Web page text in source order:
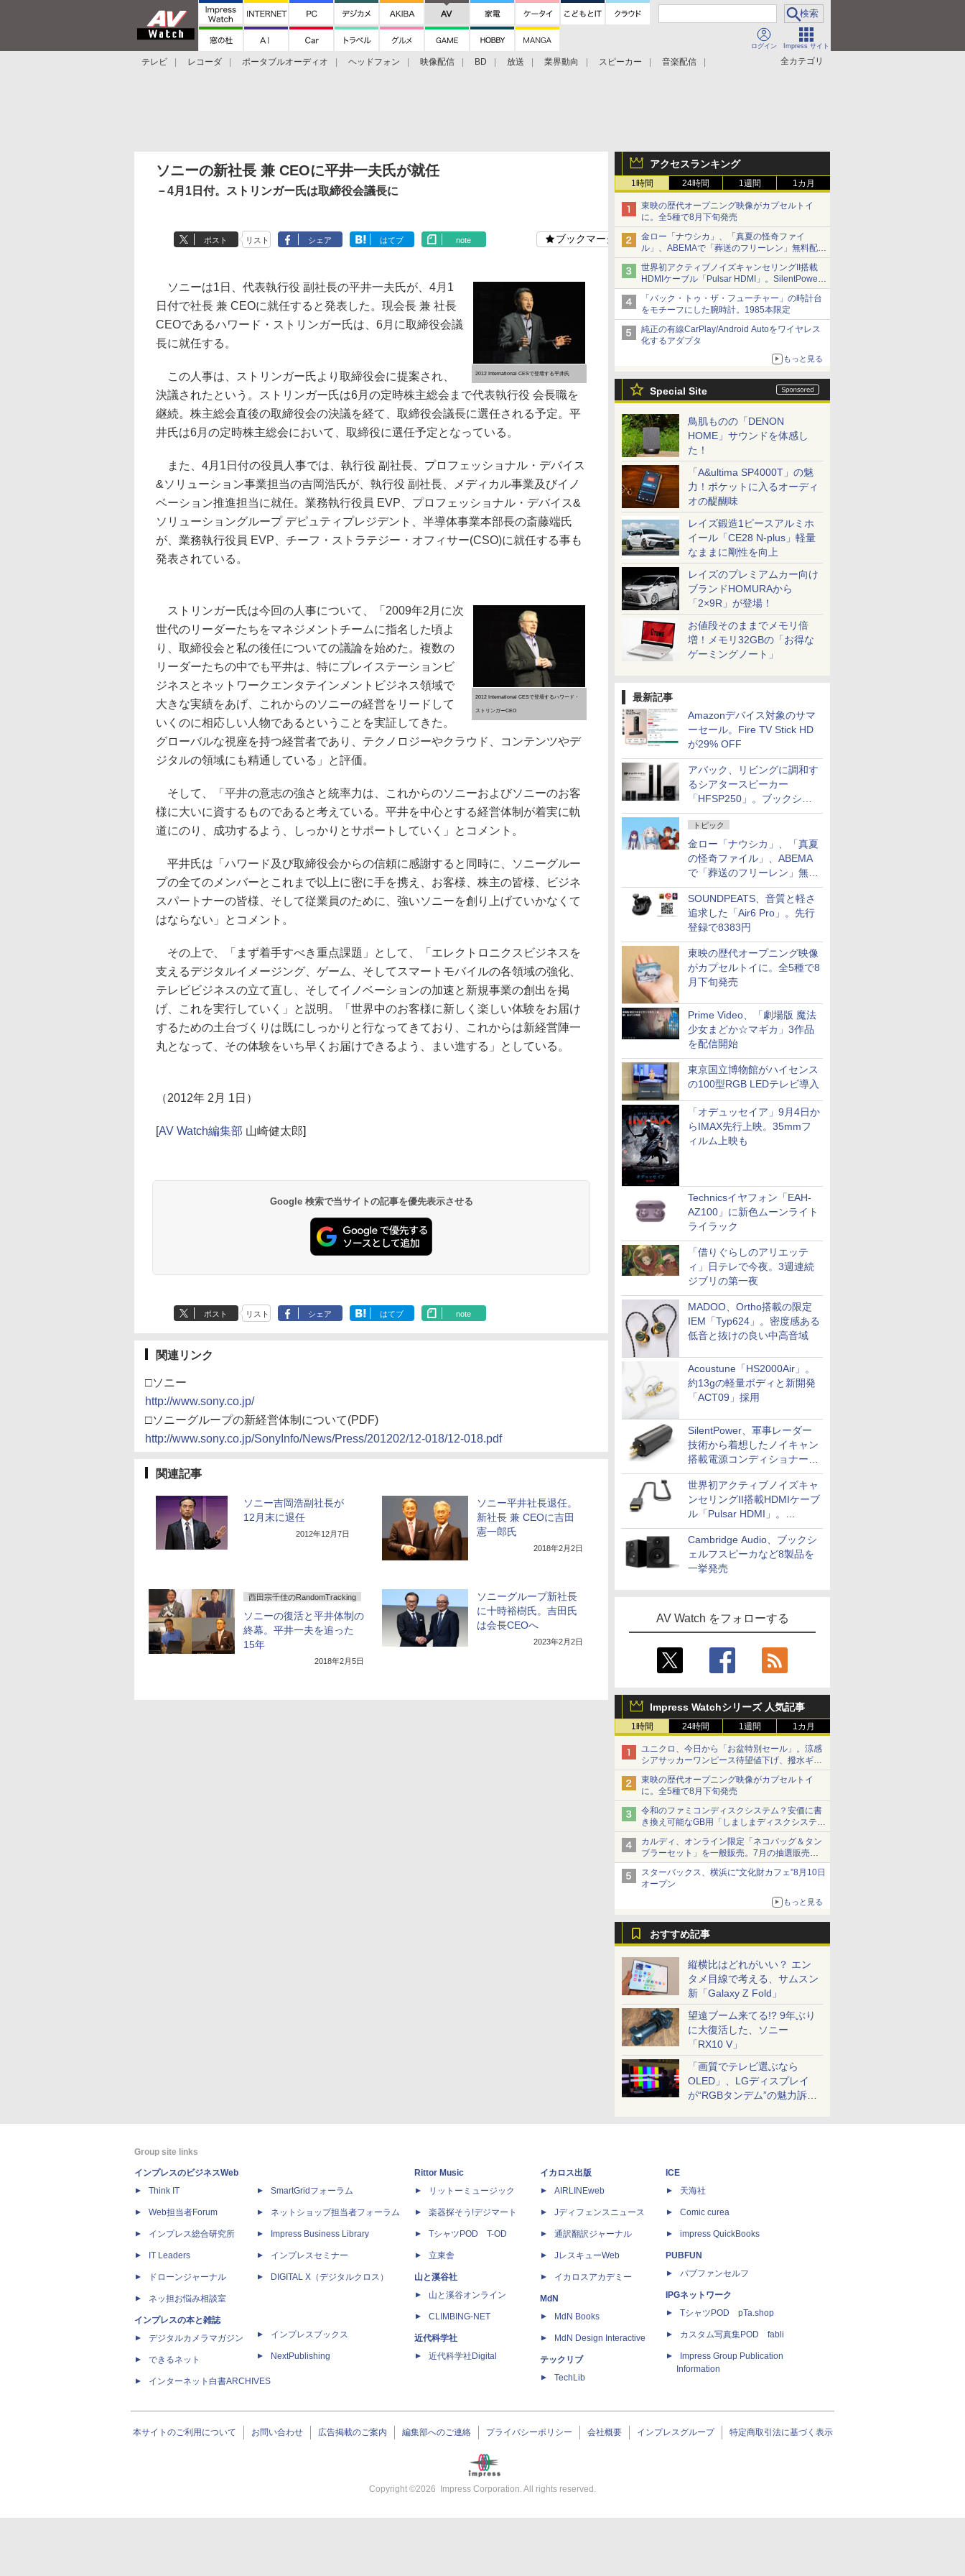
ログイン Impress サイト
全カテゴリ
テレビ レコーダ ポータブルオーディオ ヘッドフォン 映像配信 BD 放送 業界動向 スピーカー
音楽配信
アクセスランキング
1時間 24時間 1週間 1カ月
東映の歴代オープニング映像がカプセルトイ
に。全5種で8月下旬発売
金ロー「ナウシカ」、「真夏の怪奇ファイ
ル」、ABEMAで「葬送のフリーレン」無料配信
など。夏の特番・配信情報
世界初アクティブノイズキャンセリングII搭載
HDMIケーブル「Pulsar HDMI」。SilentPower
から
「バック・トゥ・ザ・フューチャー」の時計台
をモチーフにした腕時計。1985本限定
純正の有線CarPlay/Android Autoをワイヤレス
化するアダプタ
もっと見る
Special Site
鳥肌ものの「DENON
HOME」サウンドを体感し
た！
「A&ultima SP4000T」の魅
力！ポケットに入るオーディ
オの醍醐味
レイズ鍛造1ピースアルミホ
イール「CE28 N-plus」軽量
なままに剛性を向上
レイズのプレミアムカー向け
ブランドHOMURAから
「2×9R」が登場！
お値段そのままでメモリ倍
増！メモリ32GBの「お得な
ゲーミングノート」
最新記事
Amazonデバイス対象のサマ
ーセール。Fire TV Stick HD
が29% OFF
アバック、リビングに調和す
るシアタースピーカー
「HFSP250」。ブックシェ
ルフはペア3万円以下
トピック
金ロー「ナウシカ」、「真夏
の怪奇ファイル」、ABEMA
で「葬送のフリーレン」無料
配信など。夏の特番・配信情
報
SOUNDPEATS、音質と軽さ
追求した「Air6 Pro」。先行
登録で8383円
東映の歴代オープニング映像
がカプセルトイに。全5種で8
月下旬発売
Prime Video、「劇場版 魔法
少女まどか☆マギカ」3作品
を配信開始
東京国立博物館がハイセンス
の100型RGB LEDテレビ導入
「オデュッセイア」9月4日か
らIMAX先行上映。35mmフ
ィルム上映も
Technicsイヤフォン「EAH-
AZ100」に新色ムーンライト
ライラック
「借りぐらしのアリエッテ
ィ」日テレで今夜。3週連続
ジブリの第一夜
MADOO、Ortho搭載の限定
IEM「Typ624」。密度感ある
低音と抜けの良い中高音域
Acoustune「HS2000Air」。
約13gの軽量ボディと新開発
「ACT09」採用
SilentPower、軍事レーダー
技術から着想したノイキャン
搭載電源コンディショナー
「AC iPurifier2」
世界初アクティブノイズキャ
ンセリングII搭載HDMIケーブ
ル「Pulsar HDMI」。
SilentPowerから
Cambridge Audio、ブックシ
ェルフスピーカなど8製品を
一挙発売
AV Watch をフォローする
Impress Watchシリーズ 人気記事
1時間 24時間 1週間 1カ月
ユニクロ、今日から「お盆特別セール」。涼感
シアサッカーワンピース待望値下げ、撥水ギア
ショーツは1990円に
東映の歴代オープニング映像がカプセルトイ
に。全5種で8月下旬発売
令和のファミコンディスクシステム？安価に書
き換え可能なGB用「しましまディスクシステ
ム」
カルディ、オンライン限定「ネコバッグ＆タン
ブラーセット」を一般販売。7月の抽選販売の
当選無効分
スターバックス、横浜に“文化財カフェ”8月10日
オープン
もっと見る
おすすめ記事
縦横比はどれがいい？ エン
タメ目線で考える、サムスン
新「Galaxy Z Fold」
望遠ブーム来てる!? 9年ぶり
に大復活した、ソニー
「RX10 V」
「画質でテレビ選ぶなら
OLED」、LGディスプレイ
が“RGBタンデム”の魅力訴
ソニーの新社長 兼 CEOに平井一夫氏が就任
－4月1日付。ストリンガー氏は取締役会議長に
ポスト リスト シェア はてブ note ブックマーク
2012 International CESで登壇する平井氏
ソニーは1日、代表執行役 副社長の平井一夫氏が、4月1
日付で社長 兼 CEOに就任すると発表した。現会長 兼 社長
CEOであるハワード・ストリンガー氏は、6月に取締役会議
長に就任する。
この人事は、ストリンガー氏より取締役会に提案され、
決議されたという。ストリンガー氏は6月の定時株主総会まで代表執行役 会長職を
継続。株主総会直後の取締役会の決議を経て、取締役会議長に選任される予定。平
井氏は6月の定時株主総会において、取締役に選任予定となっている。
また、4月1日付の役員人事では、執行役 副社長、プロフェッショナル・デバイス
&ソリューション事業担当の吉岡浩氏が、執行役 副社長、メディカル事業及びイノ
ベーション推進担当に就任。業務執行役員 EVP、プロフェッショナル・デバイス&
ソリューショングループ デピュティプレジデント、半導体事業本部長の斎藤端氏
が、業務執行役員 EVP、チーフ・ストラテジー・オフィサー(CSO)に就任する事も
発表されている。
2012 International CESで登壇するハワード・
ストリンガーCEO
ストリンガー氏は今回の人事について、「2009年2月に次
世代のリーダーたちをマネジメントチームに指名した頃よ
り、取締役会と私の後任についての議論を始めた。複数の
リーダーたちの中でも平井は、特にプレイステーションビ
ジネスとネットワークエンタテインメントビジネス領域で
大きな実績をあげ、これからのソニーの経営をリードして
いくのに相応しい人物であるということを実証してきた。
グローバルな視座を持つ経営者であり、テクノロジーやクラウド、コンテンツやデ
ジタルの領域にも精通している」と評価。
そして、「平井の意志の強さと統率力は、これからのソニーおよびソニーのお客
様に大いに資するものであると考えている。平井を中心とする経営体制が着実に軌
道にのり、成功するよう、しっかりとサポートしていく」とコメント。
平井氏は「ハワード及び取締役会からの信頼に感謝すると同時に、ソニーグルー
プの全てのメンバーとこれまで以上に密に手を携え、お客様、株主の皆様、ビジネ
スパートナーの皆様、そして従業員のために、強いソニーを創り上げていかなくて
はならない」とコメント。
その上で、「まず着手すべき重点課題」として、「エレクトロニクスビジネスを
支えるデジタルイメージング、ゲーム、そしてスマートモバイルの各領域の強化、
テレビビジネスの立て直し、そしてイノベーションの加速と新規事業の創出を掲
げ、これを実行していく」と説明。「世界中のお客様に新しく楽しい体験をお届け
するための土台づくりは既にしっかりと行なってきており、これからは新経営陣一
丸となって、その体験をいち早くお届けできるよう、まい進する」としている。
（2012年 2月 1日）
[AV Watch編集部 山崎健太郎]
Google 検索で当サイトの記事を優先表示させる
ポスト リスト シェア はてブ note
関連リンク
□ソニー
http://www.sony.co.jp/
□ソニーグループの新経営体制について(PDF)
http://www.sony.co.jp/SonyInfo/News/Press/201202/12-018/12-018.pdf
関連記事
ソニー吉岡浩副社長が
12月末に退任
2012年12月7日
ソニー平井社長退任。
新社長 兼 CEOに吉田
憲一郎氏
2018年2月2日
西田宗千佳のRandomTracking
ソニーの復活と平井体制の
終幕。平井一夫を追った
15年
2018年2月5日
ソニーグループ新社長
に十時裕樹氏。吉田氏
は会長CEOへ
2023年2月2日
Group site links
インプレスのビジネスWeb
Think IT
Web担当者Forum
インプレス総合研究所
IT Leaders
ドローンジャーナル
ネッ担お悩み相談室
インプレスの本と雑誌
デジタルカメラマガジン
できるネット
インターネット白書ARCHIVES
SmartGridフォーラム
ネットショップ担当者フォーラム
Impress Business Library
インプレスセミナー
DIGITAL X（デジタルクロス）
インプレスブックス
NextPublishing
Rittor Music
リットーミュージック
楽器探そう!デジマート
TシャツPOD T-OD
立東舎
山と溪谷社
山と溪谷オンライン
CLIMBING-NET
近代科学社
近代科学社Digital
イカロス出版
AIRLINEweb
Jディフェンスニュース
通訳翻訳ジャーナル
JレスキューWeb
イカロスアカデミー
MdN
MdN Books
MdN Design Interactive
テックリブ
TechLib
ICE
天海社
Comic curea
impress QuickBooks
PUBFUN
パブファンセルフ
IPGネットワーク
TシャツPOD pTa.shop
カスタム写真集POD fabli
Impress Group Publication
Information
本サイトのご利用について お問い合わせ 広告掲載のご案内 編集部へのご連絡 プライバシーポリシー 会社概要 インプレスグループ 特定商取引法に基づく表示
Copyright ©2026 Impress Corporation. All rights reserved.